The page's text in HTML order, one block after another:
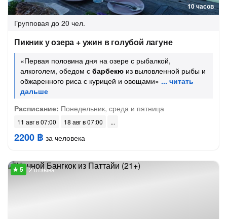
10 часов
Групповая до 20 чел.
Пикник у озера + ужин в голубой лагуне
«Первая половина дня на озере с рыбалкой,
алкоголем, обедом с барбекю из выловленной рыбы и
обжаренного риса с курицей и овощами»
Расписание: Понедельник, среда и пятница
11 авг в 07:00 18 авг в 07:00
2200 ฿ за человека
2 отзыва